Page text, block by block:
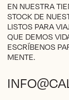
EN NUESTRA
STOCK DE
LISTOS PARA
QUE DEMOS
ESCRÍBENOS
MENTE.